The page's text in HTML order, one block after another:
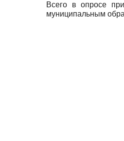
Всего в опросе
муниципальным